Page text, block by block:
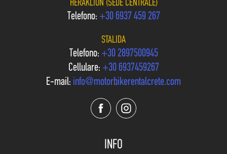
HERAKLION (SEDE CENTRALE)
Telefono: +30 6937 459 267
STALIDA
Telefono: +30 2897500945
Cellulare: +30 6937459267
E-mail: info@motorbikerentalcrete.com
INFO